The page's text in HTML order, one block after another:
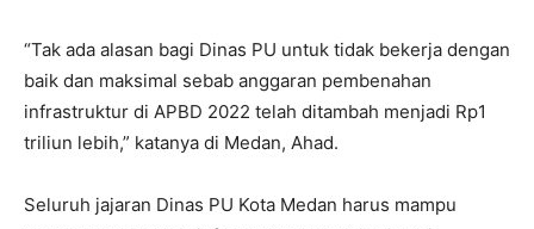
“Tak ada alasan bagi Dinas PU untuk tidak bekerja dengan
baik dan maksimal sebab anggaran pembenahan
infrastruktur di APBD 2022 telah ditambah menjadi Rp1
triliun lebih,” katanya di Medan, Ahad.
Seluruh jajaran Dinas PU Kota Medan harus mampu